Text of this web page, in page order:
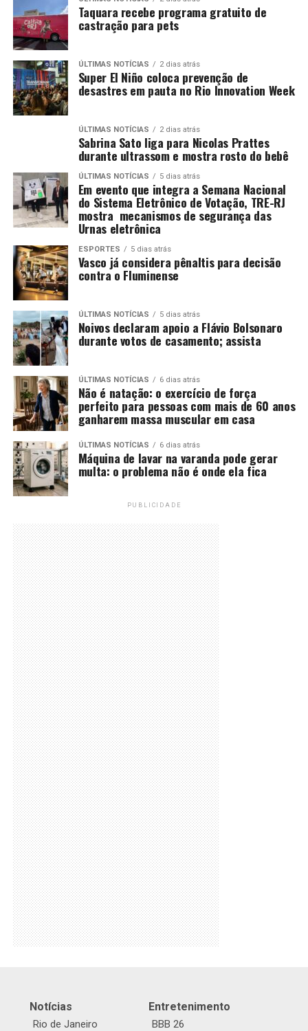
Taquara recebe programa gratuito de
castração para pets
ÚLTIMAS NOTÍCIAS 2 dias atrás
Super El Niño coloca prevenção de
desastres em pauta no Rio Innovation Week
ÚLTIMAS NOTÍCIAS 2 dias atrás
Sabrina Sato liga para Nicolas Prattes
durante ultrassom e mostra rosto do bebê
ÚLTIMAS NOTÍCIAS 5 dias atrás
Em evento que integra a Semana Nacional
do Sistema Eletrônico de Votação, TRE-RJ
mostra mecanismos de segurança das
Urnas eletrônica
ESPORTES 5 dias atrás
Vasco já considera pênaltis para decisão
contra o Fluminense
ÚLTIMAS NOTÍCIAS 5 dias atrás
Noivos declaram apoio a Flávio Bolsonaro
durante votos de casamento; assista
ÚLTIMAS NOTÍCIAS 6 dias atrás
Não é natação: o exercício de força
perfeito para pessoas com mais de 60 anos
ganharem massa muscular em casa
ÚLTIMAS NOTÍCIAS 6 dias atrás
Máquina de lavar na varanda pode gerar
multa: o problema não é onde ela fica
PUBLICIDADE
Notícias
Rio de Janeiro
Entretenimento
BBB 26